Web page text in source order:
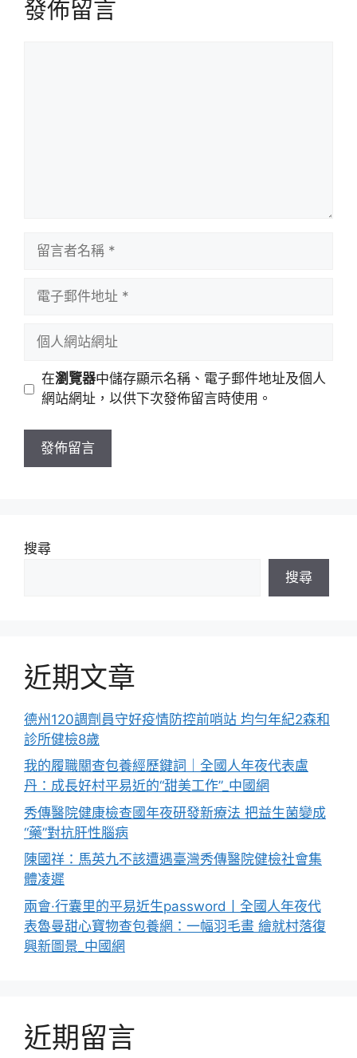
發佈留言
址
站
址
在瀏覽器中儲存顯示名稱、電子郵件地址及個人
網站網址，以供下次發佈留言時使用。
搜尋
搜尋
近期文章
德州120調劑員守好疫情防控前哨站 均勻年紀2森和
診所健檢8歲
我的履職關查包養經歷鍵詞｜全國人年夜代表盧
丹：成長好村平易近的“甜美工作”_中國網
秀傳醫院健康檢查國年夜研發新療法 把益生菌變成
“藥”對抗肝性腦病
陳國祥：馬英九不該遭遇臺灣秀傳醫院健檢社會集
體凌遲
兩會·行囊里的平易近生password丨全國人年夜代
表魯曼甜心寶物查包養網：一幅羽毛畫 繪就村落復
興新圖景_中國網
近期留言